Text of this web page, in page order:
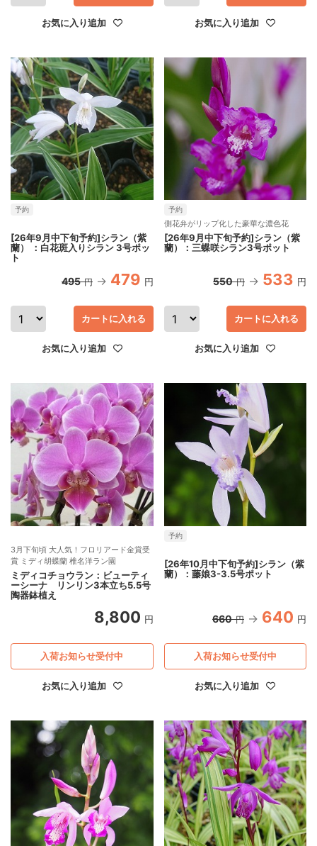
お気に入り追加 お気に入り追加
予約
[26年9月中下旬予約]シラン（紫
蘭） ：白花斑入りシラン 3号ポッ
ト
495 円 479 円
お気に入り追加
カートに入れる
予約
側花弁がリップ化した豪華な濃色花
[26年9月中下旬予約]シラン（紫
蘭）：三蝶咲シラン3号ポット
550 円 533 円
お気に入り追加
カートに入れる
3月下旬頃 大人気！フロリアード金賞受
賞 ミディ胡蝶蘭 椎名洋ラン園
ミディコチョウラン：ビューティ
ーシーナ リンリン3本立ち5.5号
陶器鉢植え
8,800 円
お気に入り追加
入荷お知らせ受付中
予約
[26年10月中下旬予約]シラン（紫
蘭）：藤娘3-3.5号ポット
660 円 640 円
お気に入り追加
入荷お知らせ受付中